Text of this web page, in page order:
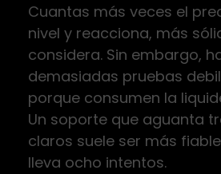
Cuantas más veces el
nivel y reacciona, más
considera. Sin embargo,
demasiadas pruebas
porque consumen la
Un soporte que aguanta
claros suele ser más
lleva ocho intentos.